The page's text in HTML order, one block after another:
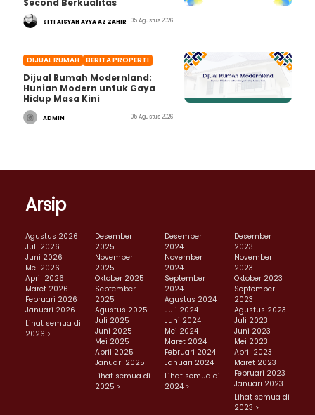
Second Berkualitas
SITI AISYAH AYYA AZ ZAHIR 05 Agustus 2026
DIJUAL RUMAH BERITA PROPERTI
Dijual Rumah Modernland:
Hunian Modern untuk Gaya
Hidup Masa Kini
ADMIN 05 Agustus 2026
Arsip
Agustus 2026
Juli 2026
Juni 2026
Mei 2026
April 2026
Maret 2026
Februari 2026
Januari 2026
Lihat semua di
2026 >
Desember
2025
November
2025
Oktober 2025
September
2025
Agustus 2025
Juli 2025
Juni 2025
Mei 2025
April 2025
Januari 2025
Lihat semua di
2025 >
Desember
2024
November
2024
September
2024
Agustus 2024
Juli 2024
Juni 2024
Mei 2024
Maret 2024
Februari 2024
Januari 2024
Lihat semua di
2024 >
Desember
2023
November
2023
Oktober 2023
September
2023
Agustus 2023
Juli 2023
Juni 2023
Mei 2023
April 2023
Maret 2023
Februari 2023
Januari 2023
Lihat semua di
2023 >